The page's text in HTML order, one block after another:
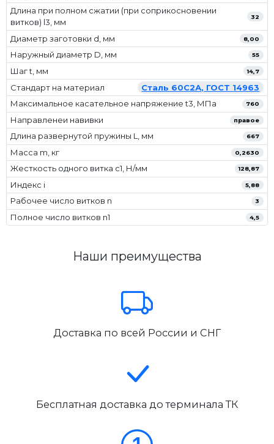
Длина при полном сжатии (при соприкосновении
витков) l3, мм
32
Диаметр заготовки d, мм 8,00
Наружный диаметр D, мм 55
Шаг t, мм 14,7
Стандарт на материал
Сталь 60С2А, ГОСТ 14963
Максимальное касательное напряжение t3, МПа
760
Направленеи навивки правое
Длина развернутой пружины L, мм 667
Масса m, кг 0,2630
Жесткость одного витка c1, Н/мм 128,87
Индекс i 5,88
Рабочее число витков n 3
Полное число витков n1 4,5
Наши преимущества
Доставка по всей России и СНГ
Бесплатная доставка до терминала ТК